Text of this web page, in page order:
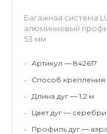
Багажная система
алюминиевый
53 мм
•
Артикул — 842617
•
Способ крепления
•
Длина дуг — 1,2 м
•
Цвет дуг —
•
Профиль дуг —